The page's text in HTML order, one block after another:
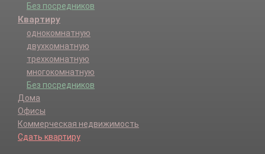
Без посредников
Квартиру
однокомнатную
двухкомнатную
трехкомнатную
многокомнатную
Без посредников
Дома
Офисы
Коммерческая недвижимость
Сдать квартиру